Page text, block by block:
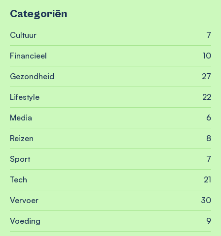
Categoriën
Cultuur 7
Financieel 10
Gezondheid 27
Lifestyle 22
Media 6
Reizen 8
Sport 7
Tech 21
Vervoer 30
Voeding 9